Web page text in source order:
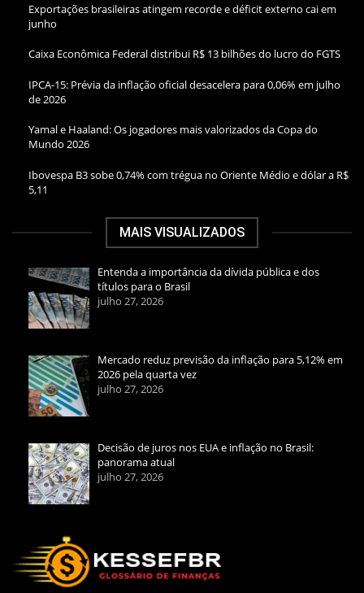
Exportações brasileiras atingem recorde e déficit externo cai em
junho
Caixa Econômica Federal distribui R$ 13 bilhões do lucro do FGTS
IPCA-15: Prévia da inflação oficial desacelera para 0,06% em julho
de 2026
Yamal e Haaland: Os jogadores mais valorizados da Copa do
Mundo 2026
Ibovespa B3 sobe 0,74% com trégua no Oriente Médio e dólar a R$
5,11
MAIS VISUALIZADOS
Entenda a importância da dívida pública e dos
títulos para o Brasil
julho 27, 2026
Mercado reduz previsão da inflação para 5,12% em
2026 pela quarta vez
julho 27, 2026
Decisão de juros nos EUA e inflação no Brasil:
panorama atual
julho 27, 2026